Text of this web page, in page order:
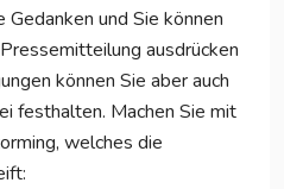
und Sie können
ausdrücken
können Sie aber auch
festhalten. Machen Sie mit
welches die